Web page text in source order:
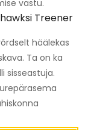
vastu.
Treener
häälekas
Ta on ka
sisseastuja.